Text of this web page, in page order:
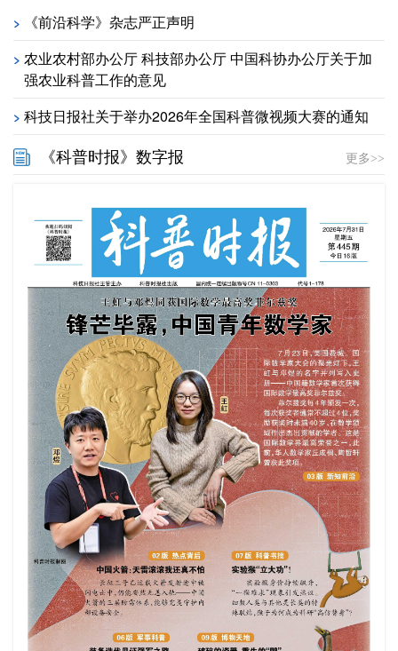
> 《前沿科学》杂志严正声明
> 农业农村部办公厅 科技部办公厅 中国科协办公厅关于加
强农业科普工作的意见
> 科技日报社关于举办2026年全国科普微视频大赛的通知
《科普时报》数字报 更多>>